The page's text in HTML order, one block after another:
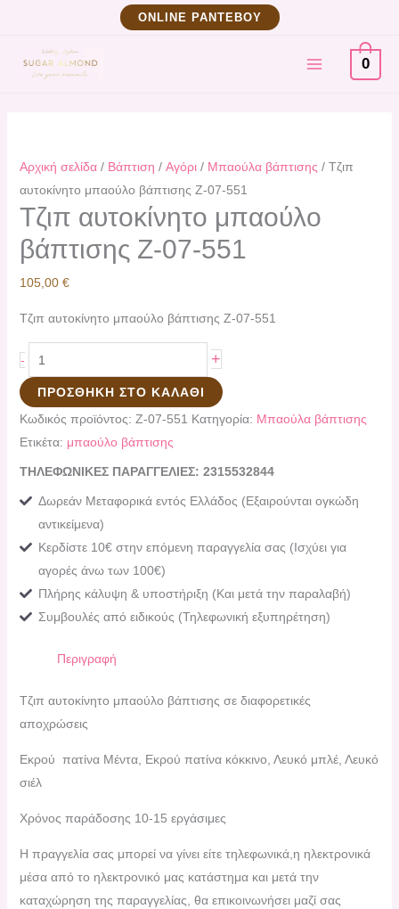
περιεχόμενο
ΟNLINE ΡΑΝΤΕΒΟΥ
MAIN
MENU
0
Αρχική σελίδα/ Βάπτιση / Αγόρι/ Μπαούλα βάπτισης / Τζιπ
αυτοκίνητο μπαούλο βάπτισης Ζ-07-551
Τζιπ αυτοκίνητο μπαούλο
βάπτισης Ζ-07-551
105,00 €
Τζιπ αυτοκίνητο μπαούλο βάπτισης Ζ-07-551
-
μπαούλο
βάπτισης
+
ΠΡΟΣΘΉΚΗ ΣΤΟ ΚΑΛΆΘΙ
Κωδικός προϊόντος: Ζ-07-551 Κατηγορία: Μπαούλα βάπτισης
Ετικέτα: μπαούλο βάπτισης
ΤΗΛΕΦΩΝΙΚΕΣ ΠΑΡΑΓΓΕΛΙΕΣ: 2315532844
Δωρεάν Μεταφορικά εντός Ελλάδος (Εξαιρούνται ογκώδη
αντικείμενα)
Κερδίστε 10€ στην επόμενη παραγγελία σας (Ισχύει για
αγορές άνω των 100€)
Πλήρης κάλυψη & υποστήριξη (Και μετά την παραλαβή)
Συμβουλές από ειδικούς (Τηλεφωνική εξυπηρέτηση)
Περιγραφή
Τζιπ αυτοκίνητο μπαούλο βάπτισης σε διαφορετικές
αποχρώσεις
Εκρού πατίνα Μέντα, Εκρού πατίνα κόκκινο, Λευκό μπλέ, Λευκό
σιέλ
Χρόνος παράδοσης 10-15 εργάσιμες
H πραγγελία σας μπορεί να γίνει είτε τηλεφωνικά,η ηλεκτρονικά
μέσα από το ηλεκτρονικό μας κατάστημα και μετά την
καταχώρηση της παραγγελίας, θα επικοινωνήσει μαζί σας